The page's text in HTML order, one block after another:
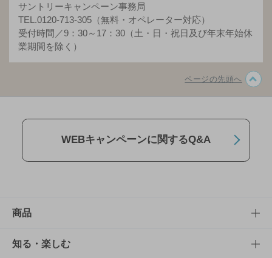
サントリーキャンペーン事務局
TEL.0120-713-305（無料・オペレーター対応）
受付時間／9：30～17：30（土・日・祝日及び年末年始休
業期間を除く）
ページの先頭へ
WEBキャンペーンに関するQ&A
商品
商品TOP
知る・楽しむ